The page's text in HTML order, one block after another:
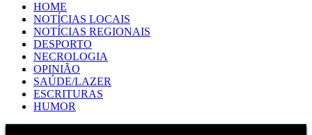
HOME
NOTÍCIAS LOCAIS
NOTÍCIAS REGIONAIS
DESPORTO
NECROLOGIA
OPINIÃO
SAÚDE/LAZER
ESCRITURAS
HUMOR